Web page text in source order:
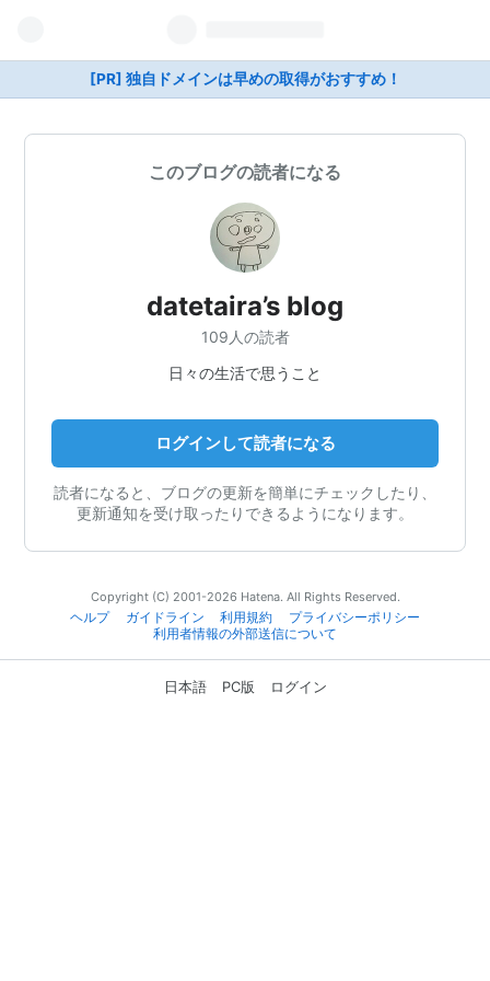
[PR] 独自ドメインは早めの取得がおすすめ！
このブログの読者になる
datetaira’s blog
109人の読者
日々の生活で思うこと
ログインして読者になる
読者になると、ブログの更新を簡単にチェックしたり、
更新通知を受け取ったりできるようになります。
Copyright (C) 2001-2026 Hatena. All Rights Reserved.
ヘルプ
ガイドライン 利用規約
プライバシーポリシー
利用者情報の外部送信について
日本語 PC版 ログイン